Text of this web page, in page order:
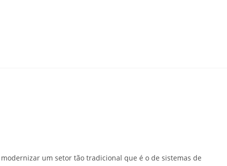
um setor tão tradicional que é o de sistemas de